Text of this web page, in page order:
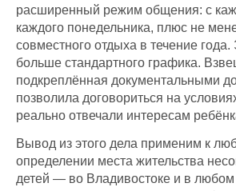
расширенный режим общения: с
каждого понедельника, плюс не
совместного отдыха в течение
больше стандартного графика.
подкреплённая документальными
позволила договориться на
реально отвечали интересам
Вывод из этого дела применим к
определении места жительства
детей — во Владивостоке и в любом